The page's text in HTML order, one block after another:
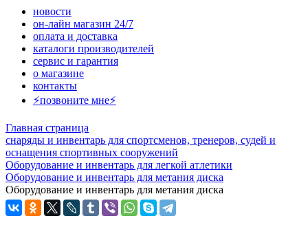
новости
он-лайн магазин 24/7
оплата и доставка
каталоги производителей
сервис и гарантия
о магазине
контакты
⚡позвоните мне⚡
Главная страница
снаряды и инвентарь для спортсменов, тренеров, судей и
оснащения спортивных сооружений
Оборудование и инвентарь для легкой атлетики
Оборудование и инвентарь для метания диска
Оборудование и инвентарь для метания диска